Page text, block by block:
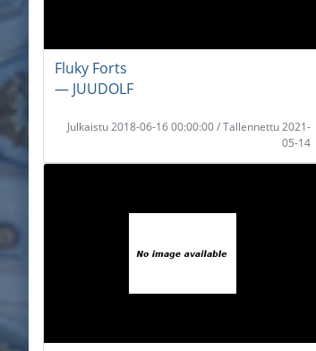
Fluky Forts
― JUUDOLF
Julkaistu 2018-06-16 00:00:00 / Tallennettu 2021-
05-14